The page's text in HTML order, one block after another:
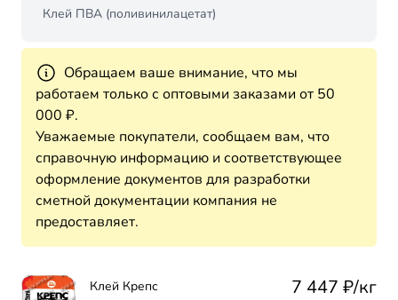
Клей ПВА (поливинилацетат)
Обращаем ваше внимание, что мы
работаем только с оптовыми заказами от 50
000 ₽.
Уважаемые покупатели, сообщаем вам, что
справочную информацию и соответствующее
оформление документов для разработки
сметной документации компания не
предоставляет.
Клей Крепс 7 447 ₽/кг